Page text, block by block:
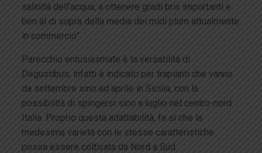
salinità dell’acqua, a ottenere gradi brix importanti e
ben al di sopra della media dei midi plum attualmente
in commercio”.
Parecchio entusiasmate è la versatilità di
Degustibus, infatti è indicato per trapianti che vanno
da settembre sino ad aprile in Sicilia, con la
possibilità di spingersi sino a luglio nel centro-nord
Italia. Proprio questa adattabilità, fa sì che la
medesima varietà con le stesse caratteristiche
possa essere coltivata da Nord a Sud.